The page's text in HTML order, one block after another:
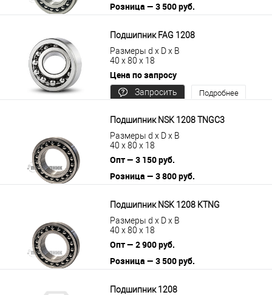
Розница — 3 500 руб.
Подшипник FAG 1208
Размеры d x D x B
40 x 80 x 18
Цена по запросу
Запросить
Подробнее
Подшипник NSK 1208 TNGC3
Размеры d x D x B
40 x 80 x 18
Опт — 3 150 руб.
Розница — 3 800 руб.
Подшипник NSK 1208 KTNG
Размеры d x D x B
40 x 80 x 18
Опт — 2 900 руб.
Розница — 3 500 руб.
Подшипник 1208